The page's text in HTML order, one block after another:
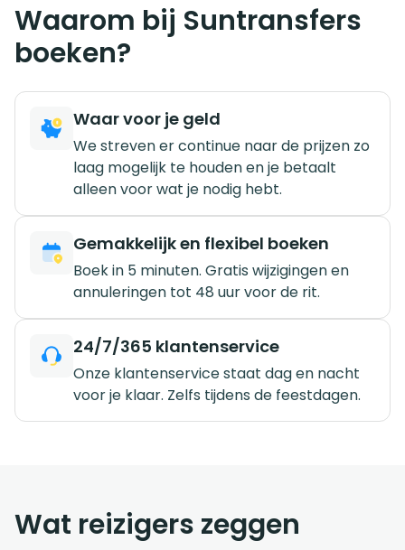
Waarom bij Suntransfers
boeken?
Waar voor je geld
We streven er continue naar de prijzen zo
laag mogelijk te houden en je betaalt
alleen voor wat je nodig hebt.
Gemakkelijk en flexibel boeken
Boek in 5 minuten. Gratis wijzigingen en
annuleringen tot 48 uur voor de rit.
24/7/365 klantenservice
Onze klantenservice staat dag en nacht
voor je klaar. Zelfs tijdens de feestdagen.
Wat reizigers zeggen